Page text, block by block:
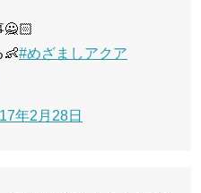
🙅🏻
👶#めざましアクア
年2月28日